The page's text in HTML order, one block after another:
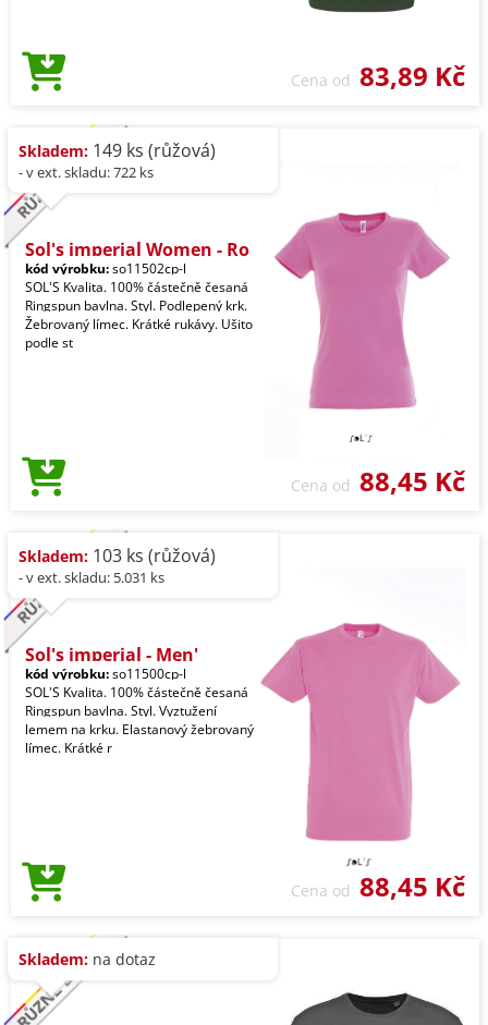
Cena od 83,89 Kč
Skladem: 149 ks (růžová)
- v ext. skladu: 722 ks
Sol's imperial Women - Ro
kód výrobku:so11502cp-l
SOL'S Kvalita. 100% částečně česaná
Ringspun bavlna. Styl. Podlepený krk.
Žebrovaný límec. Krátké rukávy. Ušito
podle st
Cena od 88,45 Kč
Skladem: 103 ks (růžová)
- v ext. skladu: 5.031 ks
Sol's imperial - Men'
kód výrobku:so11500cp-l
SOL'S Kvalita. 100% částečně česaná
Ringspun bavlna. Styl. Vyztužení
lemem na krku. Elastanový žebrovaný
límec. Krátké r
Cena od 88,45 Kč
Skladem: na dotaz